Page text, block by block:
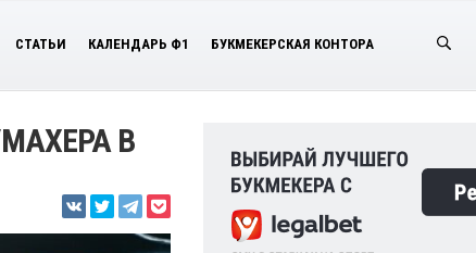
СТАТЬИ КАЛЕНДАРЬ Ф1 БУКМЕКЕРСКАЯ КОНТОРА
В